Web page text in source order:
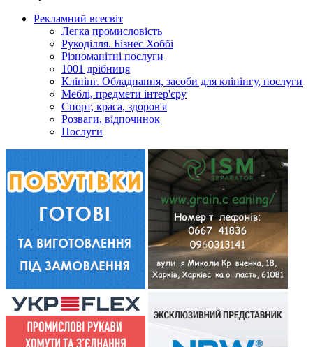
Рекламний всесвіт
Легка промисловість
Рукоділля. Бізнес Хоббі
Різноманітні послуги
1001 дрібниця
Клінінг. Обладнання, засоби для клінінгу, послуги
Меблі, предмети інтер'єру
Спорт, краса, здоров'я
Розваги, відпочинок
Послуги